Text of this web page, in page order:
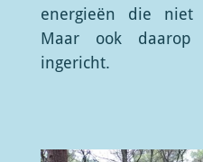
energieën die
Maar ook daarop
ingericht.